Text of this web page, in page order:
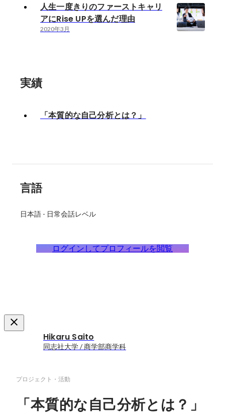
人生一度きりのファーストキャリ
アにRise UPを選んだ理由
2020年3月
実績
「本質的な自己分析とは？」
言語
日本語 - 日常会話レベル
ログインしてプロフィールを閲覧
Hikaru Saito
同志社大学 / 商学部商学科
プロジェクト・活動
「本質的な自己分析とは？」